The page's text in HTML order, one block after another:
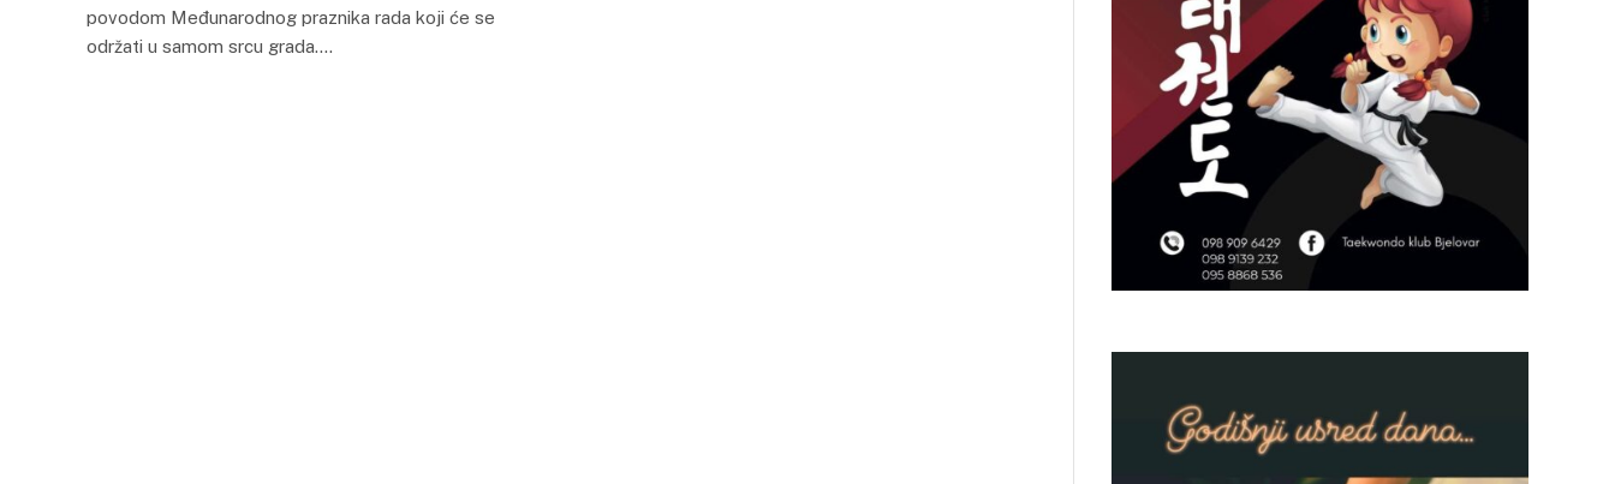
povodom Međunarodnog praznika rada koji će se
održati u samom srcu grada.…